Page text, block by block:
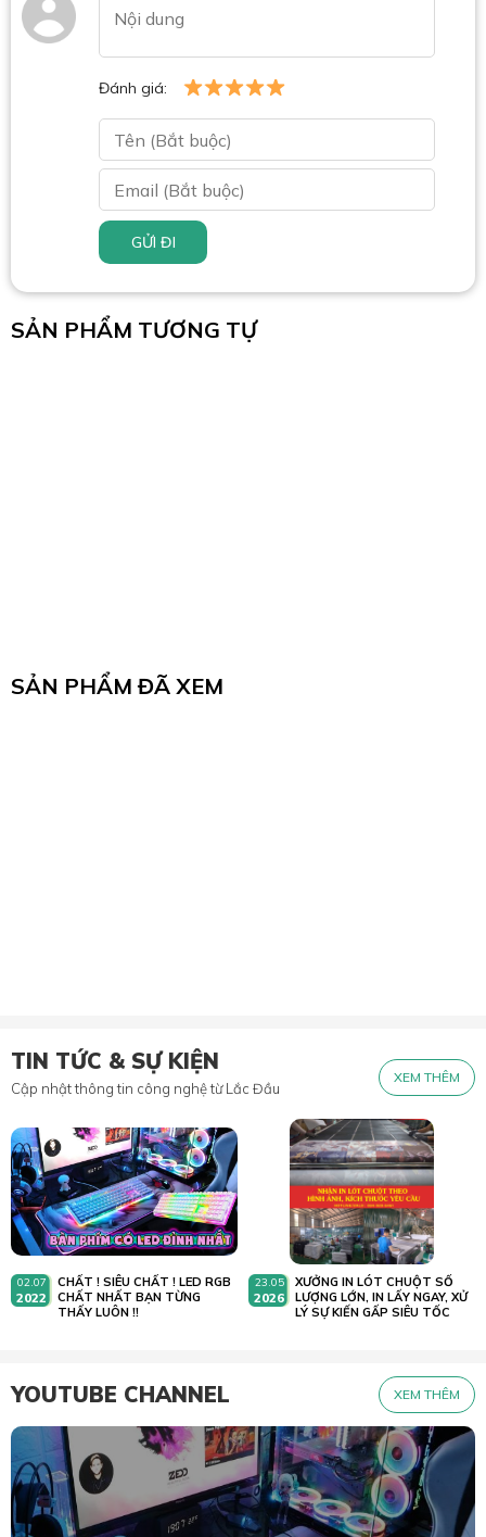
Đánh giá:
GỬI ĐI
SẢN PHẨM TƯƠNG TỰ
SẢN PHẨM ĐÃ XEM
TIN TỨC & SỰ KIỆN
Cập nhật thông tin công nghệ từ Lắc Đầu
XEM THÊM
02.07
2022
CHẤT ! SIÊU CHẤT ! LED RGB
CHẤT NHẤT BẠN TỪNG
THẤY LUÔN !!
23.05
2026
XƯỞNG IN LÓT CHUỘT SỐ
LƯỢNG LỚN, IN LẤY NGAY, XỬ
LÝ SỰ KIẾN GẤP SIÊU TỐC
YOUTUBE CHANNEL XEM THÊM